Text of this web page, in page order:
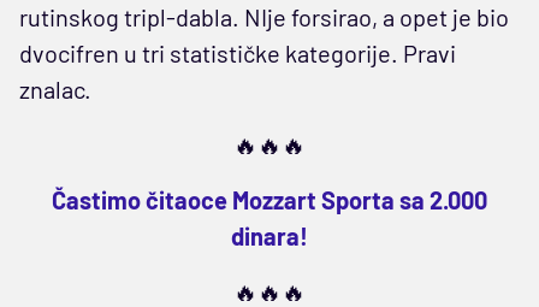
rutinskog tripl-dabla. NIje forsirao, a opet je bio
dvocifren u tri statističke kategorije. Pravi
znalac.
🔥🔥🔥
Častimo čitaoce Mozzart Sporta sa 2.000
dinara!
🔥🔥🔥